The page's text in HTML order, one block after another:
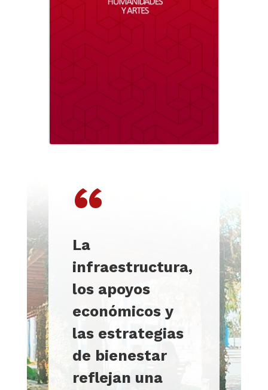
“
La
infraestructura,
los apoyos
económicos y
las estrategias
de bienestar
reflejan una